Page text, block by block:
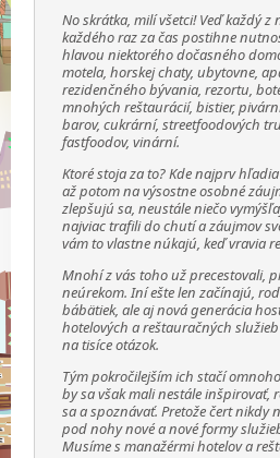
No skrátka, milí všetci! Veď každý z
každého raz za čas postihne
hlavou niektorého dočasného
motela, horskej chaty, ubytovne,
rezidenčného bývania, rezortu,
mnohých reštaurácií, bistier,
barov, cukrární, streetfoodových
fastfoodov, vinární.
Ktoré stoja za to? Kde najprv
až potom na výsostne osobné
zlepšujú sa, neustále niečo
najviac trafili do chutí a záujmov
vám to vlastne núkajú, keď vravia
Mnohí z vás toho už precestovali,
neúrekom. Iní ešte len začínajú,
bábätiek, ale aj nová generácia
hotelových a reštauračných
na tisíce otázok.
Tým pokročilejším ich stačí
by sa však mali nestále inšpirovať,
sa a spoznávať. Pretože čert
pod nohy nové a nové formy
Musíme s manažérmi hotelov a